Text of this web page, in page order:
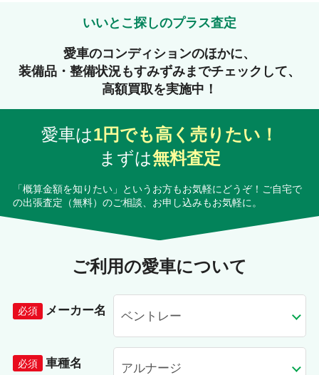
いいとこ探しのプラス査定
愛車のコンディションのほかに、
装備品・整備状況もすみずみまでチェックして、
高額買取を実施中！
愛車は1円でも高く売りたい！
まずは無料査定
「概算金額を知りたい」というお方もお気軽にどうぞ！ご自宅で
の出張査定（無料）のご相談、お申し込みもお気軽に。
ご利用の愛車について
メーカー名
車種名